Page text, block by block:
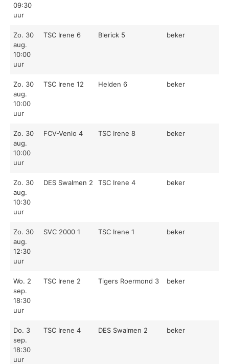
09:30
uur
Zo. 30
aug.
10:00
uur
TSC Irene 6 Blerick 5 beker
Zo. 30
aug.
10:00
uur
TSC Irene 12 Helden 6 beker
Zo. 30
aug.
10:00
uur
FCV-Venlo 4 TSC Irene 8 beker
Zo. 30
aug.
10:30
uur
DES Swalmen 2 TSC Irene 4 beker
Zo. 30
aug.
12:30
uur
SVC 2000 1 TSC Irene 1 beker
Wo. 2
sep.
18:30
uur
TSC Irene 2 Tigers Roermond 3 beker
Do. 3
sep.
18:30
uur
TSC Irene 4 DES Swalmen 2 beker